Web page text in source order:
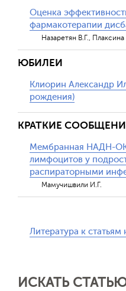
Оценка
фармакотерапии
Назаретян В.Г.,
ЮБИЛЕИ
Клиорин Александр
рождения)
КРАТКИЕ
Мембранная НАДН-
лимфоцитов у
распираторными
Мамучишвили И.Г.
Литература к статьям
ИСКАТЬ